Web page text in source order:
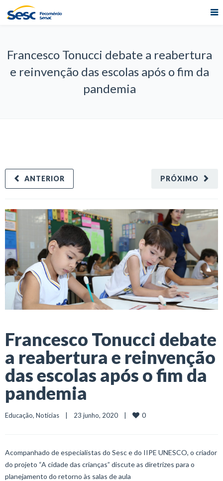
Francesco Tonucci debate a reabertura
e reinvenção das escolas após o fim da
pandemia
PRÓXIMO
ANTERIOR
Francesco Tonucci debate
a reabertura e reinvenção
das escolas após o fim da
pandemia
Educação, Notícias
    |    23 junho, 2020    |
0
Acompanhado de especialistas do Sesc e do IIPE UNESCO, o criador
do projeto “A cidade das crianças” discute as diretrizes para o
planejamento do retorno às salas de aula